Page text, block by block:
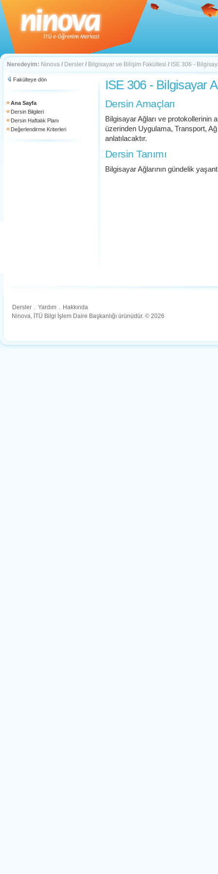
Neredeyim: Ninova / Dersler / Bilgisayar ve Bilişim Fakültesi / ISE 306 -
Fakülteye dön
Ana Sayfa
Dersin Bilgileri
Dersin Haftalık Planı
Değerlendirme Kriterleri
ISE 306 - Bilgisayar
Dersin Amaçları
Bilgisayar Ağları ve protokollerinin
üzerinden Uygulama, Transport,
anlatılacaktır.
Dersin Tanımı
Bilgisayar Ağlarının gündelik
Dersler . Yardım . Hakkında
Ninova, İTÜ Bilgi İşlem Daire Başkanlığı ürünüdür. © 2026